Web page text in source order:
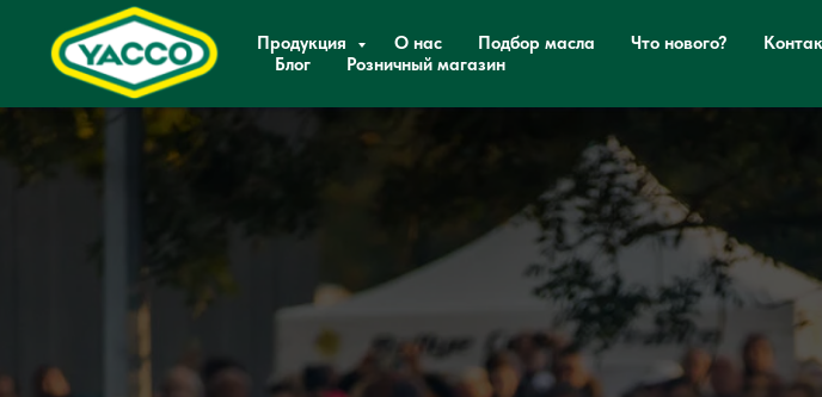
Продукция О нас Подбор масла Что нового?
Блог
Розничный магазин